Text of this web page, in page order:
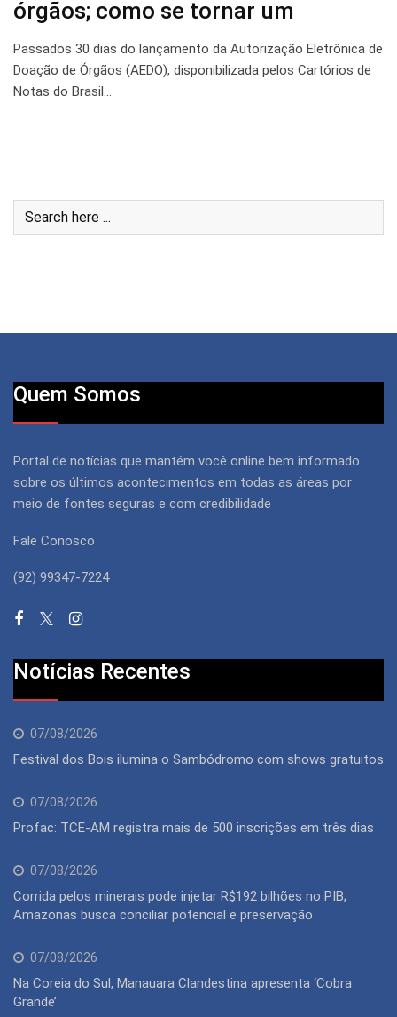
órgãos; como se tornar um
Passados 30 dias do lançamento da Autorização Eletrônica de
Doação de Órgãos (AEDO), disponibilizada pelos Cartórios de
Notas do Brasil…
Quem Somos
Portal de notícias que mantém você online bem informado
sobre os últimos acontecimentos em todas as áreas por
meio de fontes seguras e com credibilidade
Fale Conosco
(92) 99347-7224
Notícias Recentes
07/08/2026
Festival dos Bois ilumina o Sambódromo com shows gratuitos
07/08/2026
Profac: TCE-AM registra mais de 500 inscrições em três dias
07/08/2026
Corrida pelos minerais pode injetar R$192 bilhões no PIB;
Amazonas busca conciliar potencial e preservação
07/08/2026
Na Coreia do Sul, Manauara Clandestina apresenta ‘Cobra
Grande’